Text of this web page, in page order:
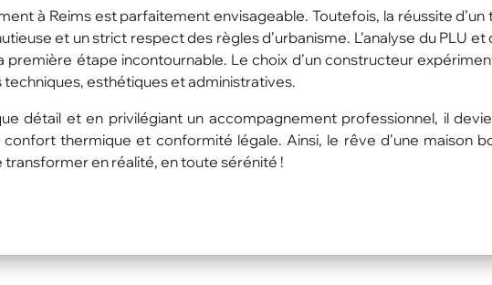
à Reims est parfaitement envisageable. Toutefois, la réussite d’un
et un strict respect des règles d’urbanisme. L’analyse du PLU et
étape incontournable. Le choix d’un constructeur
esthétiques et administratives.
détail et en privilégiant un accompagnement professionnel, il
confort thermique et conformité légale. Ainsi, le rêve d’une maison
en réalité, en toute sérénité !